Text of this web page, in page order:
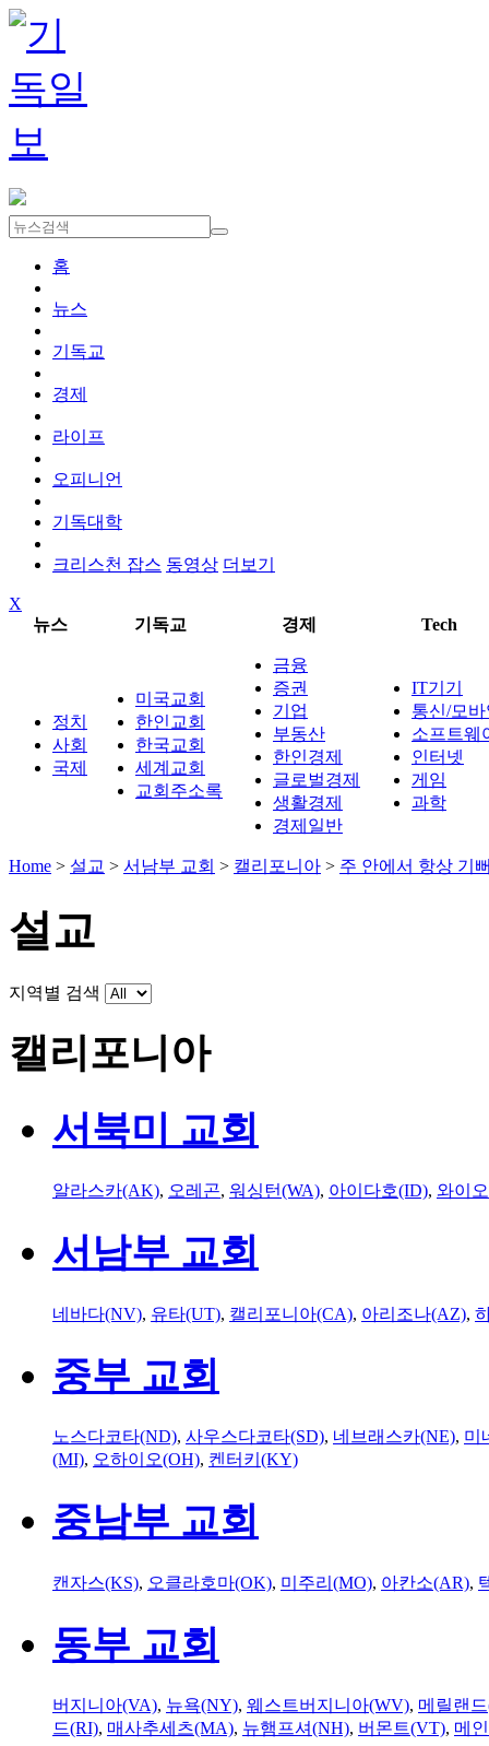
홈
뉴스
기독교
경제
라이프
오피니언
기독대학
크리스천 잡스 동영상 더보기
X
뉴스
기독교 경제 Tech
정치
사회
국제
미국교회
한인교회
한국교회
세계교회
교회주소록
금융
증권
기업
부동산
한인경제
글로벌경제
생활경제
경제일반
IT기기
통신/모
소프트웨
인터넷
게임
과학
Home > 설교 > 서남부 교회 > 캘리포니아 > 주 안에서 항상
설교
지역별 검색
캘리포니아
서북미 교회
알라스카(AK), 오레곤, 워싱턴(WA), 아이다호(ID), 와이
서남부 교회
네바다(NV), 유타(UT), 캘리포니아(CA), 아리조나(AZ),
중부 교회
노스다코타(ND), 사우스다코타(SD), 네브래스카(NE), 미
(MI), 오하이오(OH), 켄터키(KY)
중남부 교회
캔자스(KS), 오클라호마(OK), 미주리(MO), 아칸소(AR),
동부 교회
버지니아(VA), 뉴욕(NY), 웨스트버지니아(WV), 메릴랜
드(RI), 매사추세츠(MA), 뉴햄프셔(NH), 버몬트(VT), 메